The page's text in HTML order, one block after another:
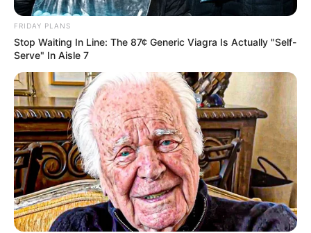
FRIDAY PLANS
Stop Waiting In Line: The 87¢ Generic Viagra Is Actually "Self-
Serve" In Aisle 7